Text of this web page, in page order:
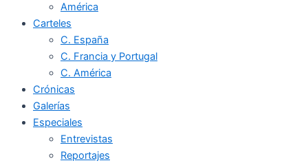
América
Carteles
C. España
C. Francia y Portugal
C. América
Crónicas
Galerías
Especiales
Entrevistas
Reportajes